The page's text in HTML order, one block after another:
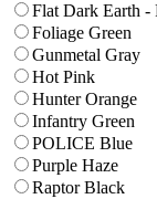
Flat Dark Earth -
Foliage Green
Gunmetal Gray
Hot Pink
Hunter Orange
Infantry Green
POLICE Blue
Purple Haze
Raptor Black